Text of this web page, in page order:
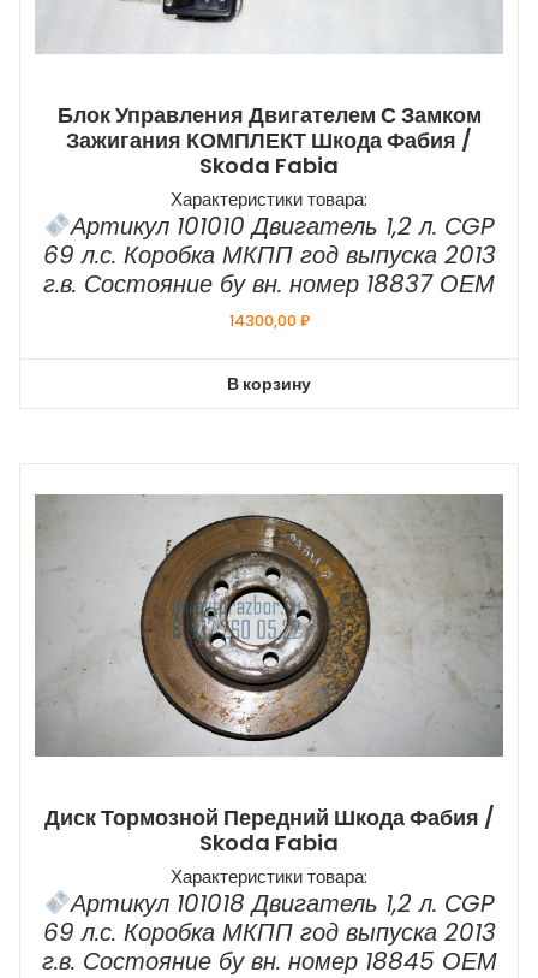
Блок Управления Двигателем С Замком
Зажигания КОМПЛЕКТ Шкода Фабия /
Skoda Fabia
Характеристики товара:
Артикул 101010 Двигатель 1,2 л. СGP
69 л.с. Коробка МКПП год выпуска 2013
г.в. Состояние бу вн. номер 18837 ОЕМ
14300,00₽
В корзину
Диск Тормозной Передний Шкода Фабия /
Skoda Fabia
Характеристики товара:
Артикул 101018 Двигатель 1,2 л. СGP
69 л.с. Коробка МКПП год выпуска 2013
г.в. Состояние бу вн. номер 18845 ОЕМ